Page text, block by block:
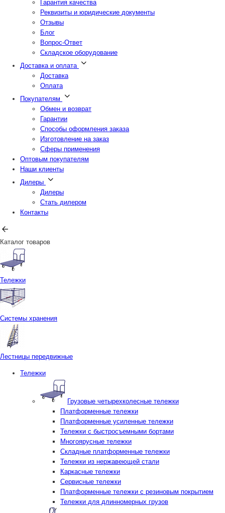
Гарантия качества
Реквизиты и юридические документы
Отзывы
Блог
Вопрос-Ответ
Складское оборудование
Доставка и оплата
Доставка
Оплата
Покупателям
Обмен и возврат
Гарантии
Способы оформления заказа
Изготовление на заказ
Сферы применения
Оптовым покупателям
Наши клиенты
Дилеры
Дилеры
Стать дилером
Контакты
Каталог товаров
Тележки
Системы хранения
Лестницы передвижные
Тележки
Грузовые четырехколесные тележки
Платформенные тележки
Платформенные усиленные тележки
Тележки с быстросъемными бортами
Многоярусные тележки
Складные платформенные тележки
Тележки из нержавеющей стали
Каркасные тележки
Сервисные тележки
Платформенные тележки с резиновым покрытием
Тележки для длинномерных грузов